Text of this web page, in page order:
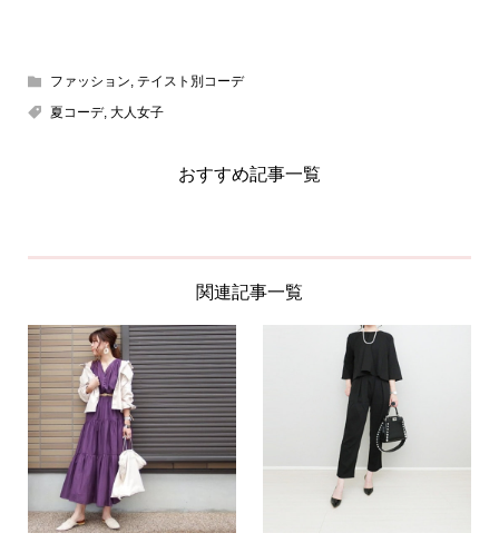
ファッション, テイスト別コーデ
夏コーデ, 大人女子
おすすめ記事一覧
関連記事一覧